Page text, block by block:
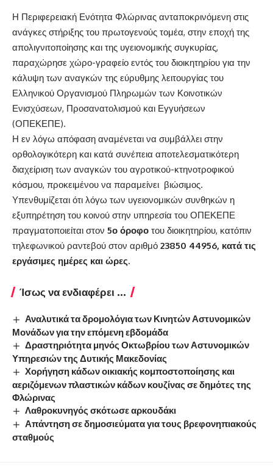
Η Περιφερειακή Ενότητα Φλώρινας ανταποκρινόμενη στις
ανάγκες στήριξης του πρωτογενούς τομέα, στην εποχή της
απολιγνιτοποίησης και της υγειονομικής συγκυρίας,
παραχώρησε χώρο-γραφείο εντός του διοικητηρίου για την
κάλυψη των αναγκών της εύρυθμης λειτουργίας του
Ελληνικού Οργανισμού Πληρωμών των Κοινοτικών
Ενισχύσεων, Προσανατολισμού και Εγγυήσεων
(ΟΠΕΚΕΠΕ).
Η εν λόγω απόφαση αναμένεται να συμβάλλει στην
ορθολογικότερη και κατά συνέπεια αποτελεσματικότερη
διαχείριση των αναγκών του αγροτικού-κτηνοτροφικού
κόσμου, προκειμένου να παραμείνει βιώσιμος.
Υπενθυμίζεται ότι λόγω των υγειονομικών συνθηκών η
εξυπηρέτηση του κοινού στην υπηρεσία του ΟΠΕΚΕΠΕ
πραγματοποιείται στον 5ο όροφο του διοικητηρίου, κατόπιν
τηλεφωνικού ραντεβού στον αριθμό 23850 44956, κατά τις
εργάσιμες ημέρες και ώρες.
Ίσως να ενδιαφέρει ...
Αναλυτικά τα δρομολόγια των Κινητών Αστυνομικών
Μονάδων για την επόμενη εβδομάδα
Δραστηριότητα μηνός Οκτωβρίου των Αστυνομικών
Υπηρεσιών της Δυτικής Μακεδονίας
Χορήγηση κάδων οικιακής κομποστοποίησης και
αεριζόμενων πλαστικών κάδων κουζίνας σε δημότες της
Φλώρινας
Λαθροκυνηγός σκότωσε αρκουδάκι
Απάντηση σε δημοσιεύματα για τους βρεφονηπιακούς
σταθμούς